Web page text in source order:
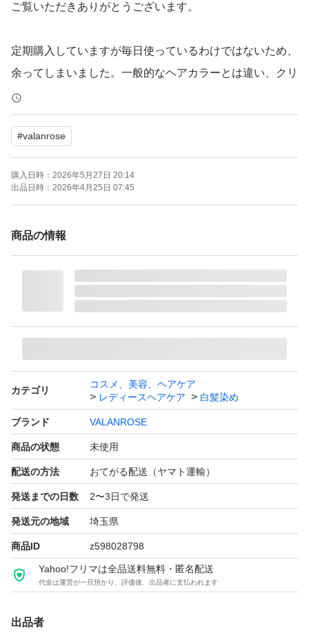
ご覧いただきありがとうございます。
定期購入していますが毎日使っているわけではないため、
余ってしまいました。一般的なヘアカラーとは違い、クリ
ームを混ぜ合わせる手間がないため面倒くさがりの私でも
継続できています。
匂いもきつくないため、子供と入浴する際にも使っていま
#valanrose
購入日時： 2026年5月27日 20:14
出品日時： 2026年4月25日 07:45
商品の情報
カテゴリ
コスメ、美容、ヘアケア
レディースヘアケア
白髪染め
ブランド VALANROSE
商品の状態 未使用
配送の方法 おてがる配送（ヤマト運輸）
発送までの日数 2〜3日で発送
発送元の地域 埼玉県
商品ID z598028798
Yahoo!フリマは全品送料無料・匿名配送
代金は運営が一旦預かり、評価後、出品者に支払われます
出品者